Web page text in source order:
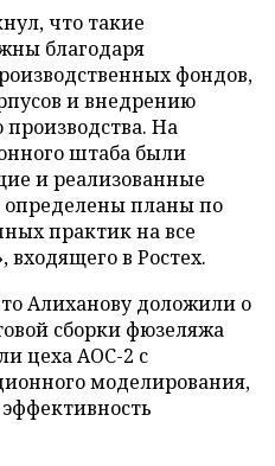
что такие
благодаря
фондов,
и внедрению
На
штаба были
и реализованные
определены планы по
практик на все
в Ростех.
Алиханову доложили о
сборки фюзеляжа
цеха АОС-2 с
моделирования,